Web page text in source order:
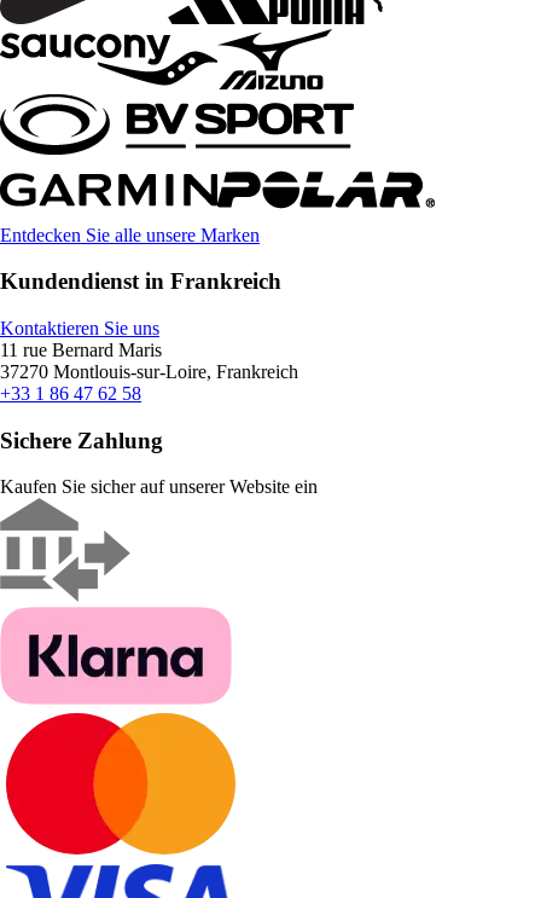
Entdecken Sie alle unsere Marken
Kundendienst in Frankreich
Kontaktieren Sie uns
11 rue Bernard Maris
37270 Montlouis-sur-Loire, Frankreich
+33 1 86 47 62 58
Sichere Zahlung
Kaufen Sie sicher auf unserer Website ein